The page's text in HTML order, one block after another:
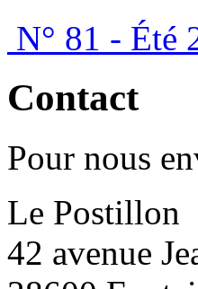
N° 81 - Été
Contact
Pour nous
Le Postillon
42 avenue